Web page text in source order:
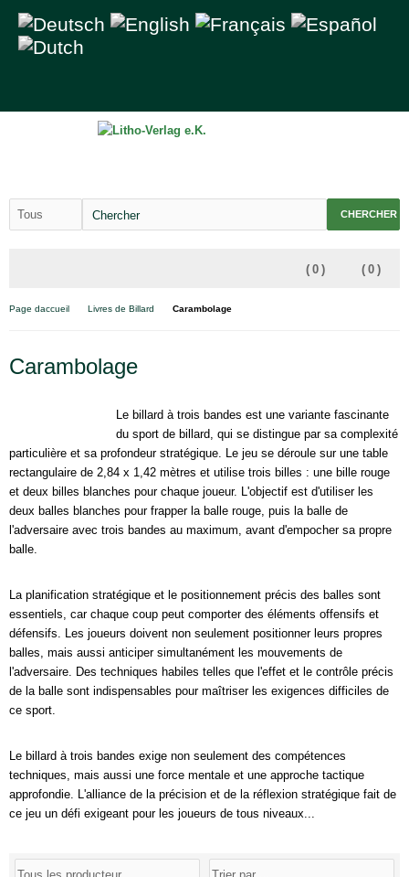
CHERCHER
( 0 )
( 0 )
Page daccueil Livres de Billard Carambolage
Carambolage
Le billard à trois bandes est une variante fascinante
du sport de billard, qui se distingue par sa complexité
particulière et sa profondeur stratégique. Le jeu se déroule sur une table
rectangulaire de 2,84 x 1,42 mètres et utilise trois billes : une bille rouge
et deux billes blanches pour chaque joueur. L'objectif est d'utiliser les
deux balles blanches pour frapper la balle rouge, puis la balle de
l'adversaire avec trois bandes au maximum, avant d'empocher sa propre
balle.
La planification stratégique et le positionnement précis des balles sont
essentiels, car chaque coup peut comporter des éléments offensifs et
défensifs. Les joueurs doivent non seulement positionner leurs propres
balles, mais aussi anticiper simultanément les mouvements de
l'adversaire. Des techniques habiles telles que l'effet et le contrôle précis
de la balle sont indispensables pour maîtriser les exigences difficiles de
ce sport.
Le billard à trois bandes exige non seulement des compétences
techniques, mais aussi une force mentale et une approche tactique
approfondie. L'alliance de la précision et de la réflexion stratégique fait de
ce jeu un défi exigeant pour les joueurs de tous niveaux...